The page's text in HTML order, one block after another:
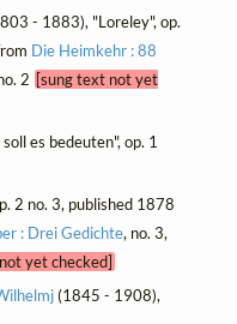
- 1883), "Loreley", op.
Die Heimkehr : 88
2 [sung text not yet
es bedeuten", op. 1
2 no. 3, published 1878
: Drei Gedichte, no. 3,
yet checked]
(1845 - 1908),